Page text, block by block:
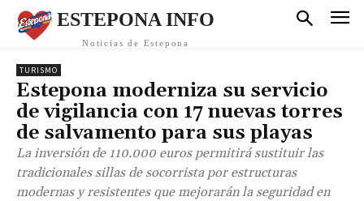
ESTEPONA INFO
Noticias de Estepona
TURISMO
Estepona moderniza su servicio
de vigilancia con 17 nuevas torres
de salvamento para sus playas
La inversión de 110.000 euros permitirá sustituir las
tradicionales sillas de socorrista por estructuras
modernas y resistentes que mejorarán la seguridad en